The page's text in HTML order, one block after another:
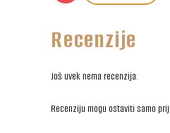
Recenzije
Još uvek nema recenzija.
Recenziju mogu ostaviti samo